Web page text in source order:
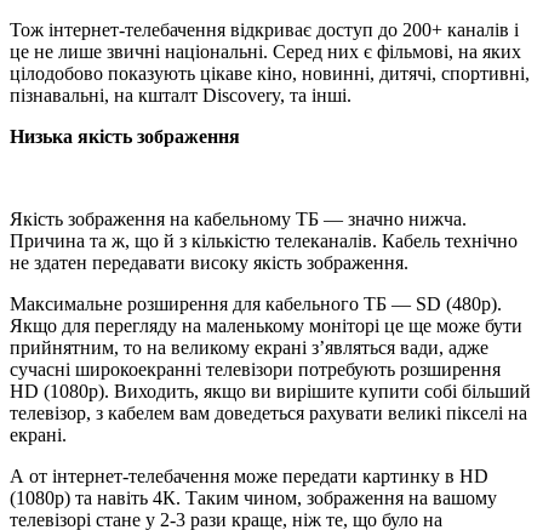
Тож інтернет-телебачення відкриває доступ до 200+ каналів і
це не лише звичні національні. Серед них є фільмові, на яких
цілодобово показують цікаве кіно, новинні, дитячі, спортивні,
пізнавальні, на кшталт Discovery, та інші.
Низька якість зображення
Якість зображення на кабельному ТБ — значно нижча.
Причина та ж, що й з кількістю телеканалів. Кабель технічно
не здатен передавати високу якість зображення.
Максимальне розширення для кабельного ТБ — SD (480p).
Якщо для перегляду на маленькому моніторі це ще може бути
прийнятним, то на великому екрані з’являться вади, адже
сучасні широкоекранні телевізори потребують розширення
HD (1080р). Виходить, якщо ви вирішите купити собі більший
телевізор, з кабелем вам доведеться рахувати великі пікселі на
екрані.
А от інтернет-телебачення може передати картинку в HD
(1080р) та навіть 4К. Таким чином, зображення на вашому
телевізорі стане у 2-3 рази краще, ніж те, що було на